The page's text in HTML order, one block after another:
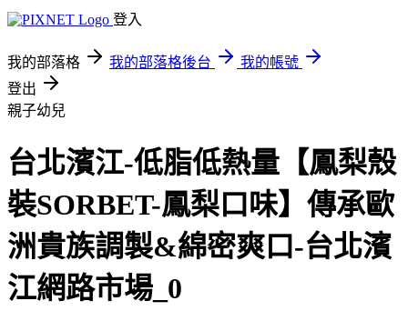
登入
我的部落格 我的部落格後台
我的帳號
登出
親子幼兒
台北濱江-低脂低熱量【鳳梨殼
裝SORBET-鳳梨口味】傳承歐
洲貴族調製&綿密爽口-台北濱
江網路市場_0